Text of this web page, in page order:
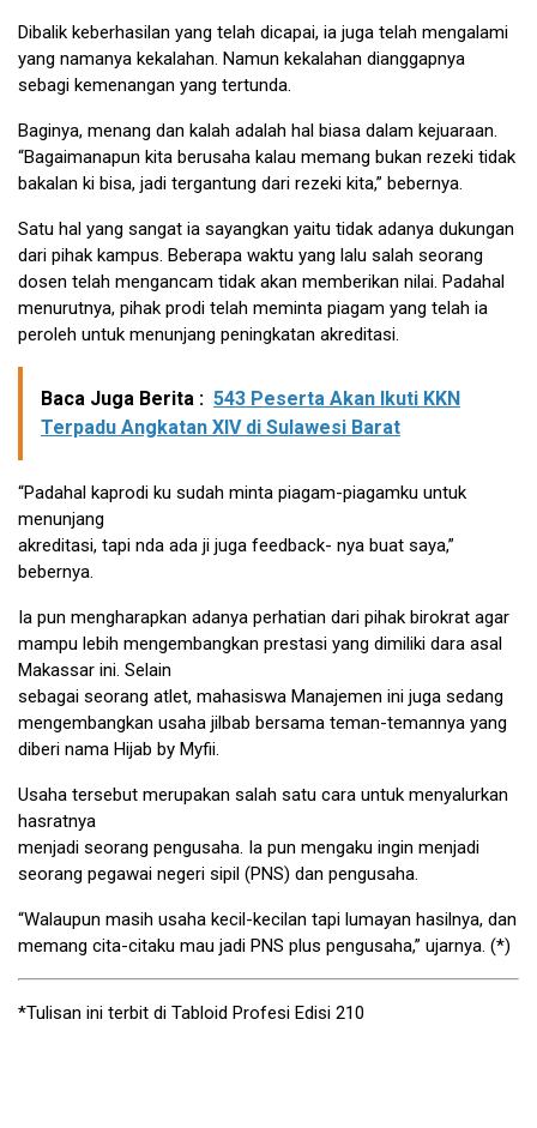
Dibalik keberhasilan yang telah dicapai, ia juga telah mengalami
yang namanya kekalahan. Namun kekalahan dianggapnya
sebagi kemenangan yang tertunda.
Baginya, menang dan kalah adalah hal biasa dalam kejuaraan.
“Bagaimanapun kita berusaha kalau memang bukan rezeki tidak
bakalan ki bisa, jadi tergantung dari rezeki kita,” bebernya.
Satu hal yang sangat ia sayangkan yaitu tidak adanya dukungan
dari pihak kampus. Beberapa waktu yang lalu salah seorang
dosen telah mengancam tidak akan memberikan nilai. Padahal
menurutnya, pihak prodi telah meminta piagam yang telah ia
peroleh untuk menunjang peningkatan akreditasi.
Baca Juga Berita : 543 Peserta Akan Ikuti KKN
Terpadu Angkatan XIV di Sulawesi Barat
“Padahal kaprodi ku sudah minta piagam-piagamku untuk
menunjang
akreditasi, tapi nda ada ji juga feedback- nya buat saya,”
bebernya.
Ia pun mengharapkan adanya perhatian dari pihak birokrat agar
mampu lebih mengembangkan prestasi yang dimiliki dara asal
Makassar ini. Selain
sebagai seorang atlet, mahasiswa Manajemen ini juga sedang
mengembangkan usaha jilbab bersama teman-temannya yang
diberi nama Hijab by Myfii.
Usaha tersebut merupakan salah satu cara untuk menyalurkan
hasratnya
menjadi seorang pengusaha. Ia pun mengaku ingin menjadi
seorang pegawai negeri sipil (PNS) dan pengusaha.
“Walaupun masih usaha kecil-kecilan tapi lumayan hasilnya, dan
memang cita-citaku mau jadi PNS plus pengusaha,” ujarnya. (*)
*Tulisan ini terbit di Tabloid Profesi Edisi 210